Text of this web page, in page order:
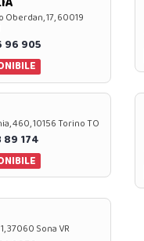
Oberdan, 17, 60019
96 905
460, 10156 Torino TO
89 174
37060 Sona VR